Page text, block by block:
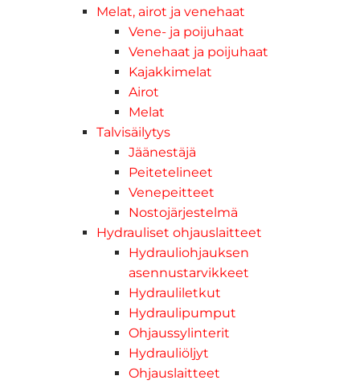
Melat, airot ja venehaat
Vene- ja poijuhaat
Venehaat ja poijuhaat
Kajakkimelat
Airot
Melat
Talvisäilytys
Jäänestäjä
Peitetelineet
Venepeitteet
Nostojärjestelmä
Hydrauliset ohjauslaitteet
Hydrauliohjauksen
asennustarvikkeet
Hydrauliletkut
Hydraulipumput
Ohjaussylinterit
Hydrauliöljyt
Ohjauslaitteet